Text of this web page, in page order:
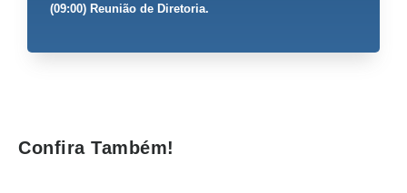
(09:00) Reunião de Diretoria.
Confira Também!